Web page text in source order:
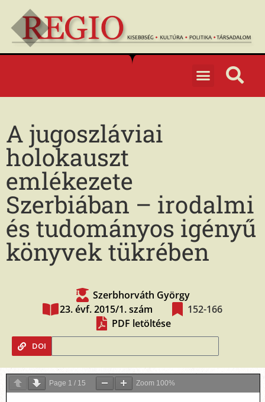
A jugoszláviai
holokauszt
emlékezete
Szerbiában – irodalmi
és tudományos igényű
könyvek tükrében
Szerbhorváth György
23. évf. 2015/1. szám
152-166
PDF letöltése
DOI
Page 1 / 15 Zoom 100%